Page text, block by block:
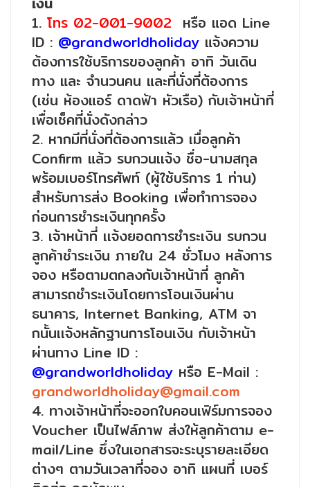
1. โทร 02-001-9002 หรือ แอด Line
ID : @grandworldholiday แจ้งความ
ต้องการใช้บริการของลูกค้า อาทิ วันเดิน
ทาง และ จำนวนคน และที่นั่งที่ต้องการ
(เช่น ห้องแอร์ ดาดฟ้า หัวเรือ) กับเจ้าหน้าที่
เพื่อเช็คที่นั่งดังกล่าว
2. หากมีที่นั่งที่ต้องการแล้ว เมื่อลูกค้า
Confirm แล้ว รบกวนเเจ้ง ชื่อ-นามสกุล
พร้อมเบอร์โทรศัพท์ (ผู้ใช้บริการ 1 ท่าน)
สำหรับการส่ง Booking เพื่อทำการจอง
ก่อนการชำระเงินทุกครั้ง
3. เจ้าหน้าที่ เเจ้งยอดการชำระเงิน รบกวน
ลูกค้าชำระเงิน ภายใน 24 ชั่วโมง หลังการ
จอง หรือตามตกลงกับเจ้าหน้าที่ ลูกค้า
สามารถชำระเงินโดยการโอนเงินผ่าน
ธนาคาร, Internet Banking, ATM จา
กนั้นเเจ้งหลักฐานการโอนเงิน กับเจ้าหน้า
ผ่านทาง Line ID :
@grandworldholiday หรือ E-Mail :
grandworldholiday@gmail.com
4. ทางเจ้าหน้าที่จะออกใบคอนเฟิร์มการจอง
Voucher เป็นไฟล์ภาพ ส่งให้ลูกค้าตาม e-
mail/Line ซึ่งในเอกสารจะระบุรายละเอียด
ต่างๆ ตามวันเวลาที่จอง อาทิ แผนที่ เบอร์